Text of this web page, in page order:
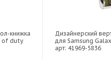
книжка
of duty
Дизайнерский
для Samsung
арт: 41969-5836